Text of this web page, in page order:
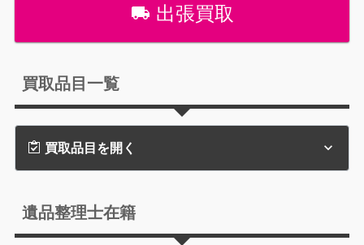
出張買取
買取品目一覧
買取品目を開く
遺品整理士在籍